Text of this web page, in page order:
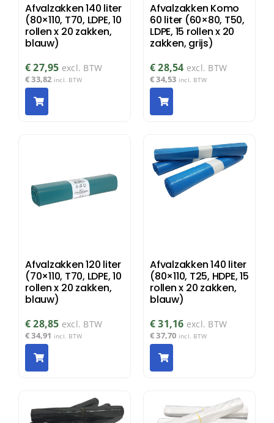
Afvalzakken 140 liter
(80×110, T70, LDPE, 10
rollen x 20 zakken,
blauw)
€27,95 excl. BTW
€33,82 incl. BTW
Afvalzakken Komo
60 liter (60×80, T50,
LDPE, 15 rollen x 20
zakken, grijs)
€28,54 excl. BTW
€34,53 incl. BTW
Afvalzakken 120 liter
(70×110, T70, LDPE, 10
rollen x 20 zakken,
blauw)
€28,85 excl. BTW
€34,91 incl. BTW
Afvalzakken 140 liter
(80×110, T25, HDPE, 15
rollen x 20 zakken,
blauw)
€31,16 excl. BTW
€37,70 incl. BTW